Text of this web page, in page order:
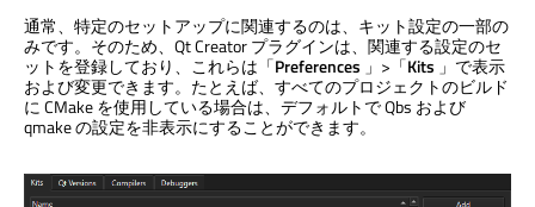
通常、特定のセットアップに関連するのは、キット設定の一部の
みです。そのため、 Qt Creatorプラグインは、関連する設定のセ
ットを登録しており、これらは「Preferences 」>「Kits 」で表示
および変更できます。たとえば、すべてのプロジェクトのビルド
に CMake を使用している場合は、デフォルトで Qbs および
qmake の設定を非表示にすることができます。